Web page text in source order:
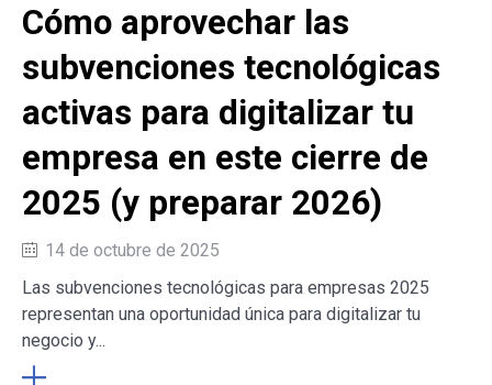
Cómo aprovechar las
subvenciones tecnológicas
activas para digitalizar tu
empresa en este cierre de
2025 (y preparar 2026)
14 de octubre de 2025
Las subvenciones tecnológicas para empresas 2025
representan una oportunidad única para digitalizar tu
negocio y...